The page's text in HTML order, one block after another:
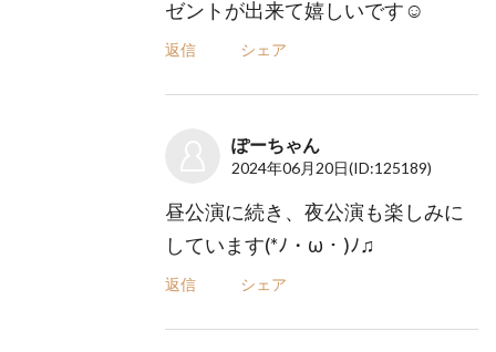
ゼントが出来て嬉しいです☺️
返信 シェア
ぽーちゃん
2024年06月20日(ID:125189)
昼公演に続き、夜公演も楽しみに
しています(⁠*⁠ﾉ⁠・⁠ω⁠・⁠)⁠ﾉ⁠♫
返信 シェア